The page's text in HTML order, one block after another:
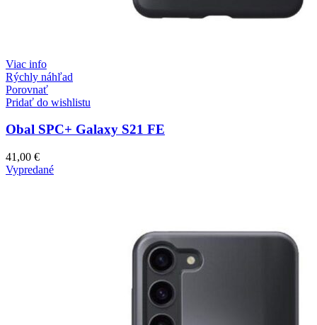
Viac info
Rýchly náhľad
Porovnať
Pridať do wishlistu
Obal SPC+ Galaxy S21 FE
41,00 €
Vypredané